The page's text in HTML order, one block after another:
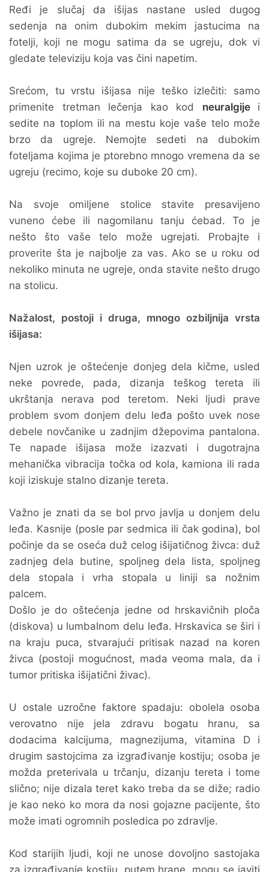
Ređi je slučaj da išijas nastane usled dugog
sedenja na onim dubokim mekim jastucima na
fotelji, koji ne mogu satima da se ugreju, dok vi
gledate televiziju koja vas čini napetim.
Srećom, tu vrstu išijasa nije teško izlečiti: samo
primenite tretman lečenja kao kod neuralgije i
sedite na toplom ili na mestu koje vaše telo može
brzo da ugreje. Nemojte sedeti na dubokim
foteljama kojima je ptorebno mnogo vremena da se
ugreju (recimo, koje su duboke 20 cm).
Na svoje omiljene stolice stavite presavijeno
vuneno ćebe ili nagomilanu tanju ćebad. To je
nešto što vaše telo može ugrejati. Probajte i
proverite šta je najbolje za vas. Ako se u roku od
nekoliko minuta ne ugreje, onda stavite nešto drugo
na stolicu.
Nažalost, postoji i druga, mnogo ozbiljnija vrsta
išijasa:
Njen uzrok je oštećenje donjeg dela kičme, usled
neke povrede, pada, dizanja teškog tereta ili
ukrštanja nerava pod teretom. Neki ljudi prave
problem svom donjem delu leđa pošto uvek nose
debele novčanike u zadnjim džepovima pantalona.
Te napade išijasa može izazvati i dugotrajna
mehanička vibracija točka od kola, kamiona ili rada
koji iziskuje stalno dizanje tereta.
Važno je znati da se bol prvo javlja u donjem delu
leđa. Kasnije (posle par sedmica ili čak godina), bol
počinje da se oseća duž celog išijatičnog živca: duž
zadnjeg dela butine, spoljneg dela lista, spoljneg
dela stopala i vrha stopala u liniji sa nožnim
palcem.
Došlo je do oštećenja jedne od hrskavičnih ploča
(diskova) u lumbalnom delu leđa. Hrskavica se širi i
na kraju puca, stvarajući pritisak nazad na koren
živca (postoji mogućnost, mada veoma mala, da i
tumor pritiska išijatični živac).
U ostale uzročne faktore spadaju: obolela osoba
verovatno nije jela zdravu bogatu hranu, sa
dodacima kalcijuma, magnezijuma, vitamina D i
drugim sastojcima za izgrađivanje kostiju; osoba je
možda preterivala u trčanju, dizanju tereta i tome
slično; nije dizala teret kako treba da se diže; radio
je kao neko ko mora da nosi gojazne pacijente, što
može imati ogromnih posledica po zdravlje.
Kod starijih ljudi, koji ne unose dovoljno sastojaka
za izgrađivanje kostiju, putem hrane, mogu se javiti